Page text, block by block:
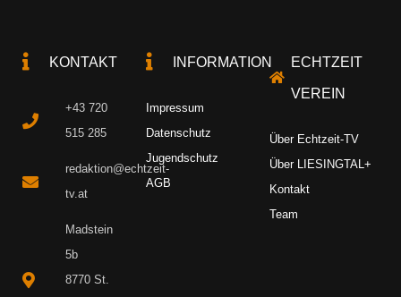
KONTAKT
+43 720
515 285
redaktion@echtzeit-
tv.at
Madstein
5b
8770 St.
INFORMATION
Impressum
Datenschutz
Jugendschutz
AGB
ECHTZEIT
VEREIN
Über Echtzeit-TV
Über LIESINGTAL+
Kontakt
Team